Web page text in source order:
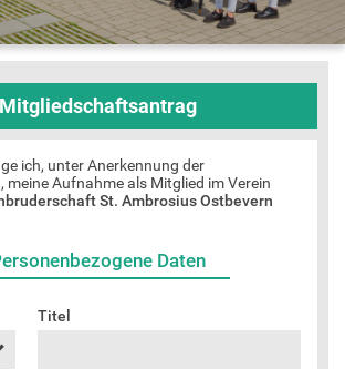
Vorstand
Könige
Dokumente
Sponsoren